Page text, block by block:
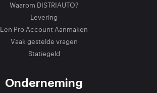
Waarom DISTRIAUTO?
Levering
Een Pro Account Aanmaken
Vaak gestelde vragen
Statiegeld
Onderneming